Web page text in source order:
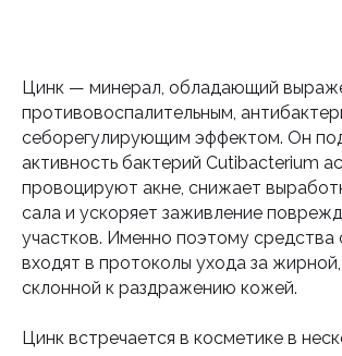
Цинк — минерал, обладающий
противовоспалительным,
себорегулирующим эффектом. Он
активность бактерий Cutibacterium
провоцируют акне, снижает
сала и ускоряет заживление
участков. Именно поэтому средства
входят в протоколы ухода за
склонной к раздражению кожей.
Цинк встречается в косметике в